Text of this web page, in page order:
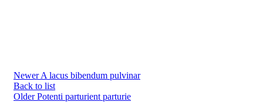
Newer A lacus bibendum pulvinar
Back to list
Older Potenti parturient parturie